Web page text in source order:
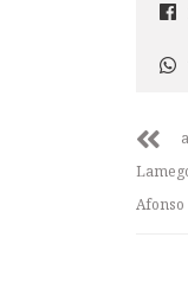
Afonso